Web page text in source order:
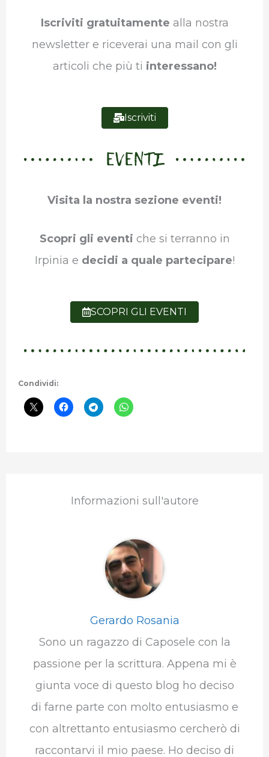
Iscriviti gratuitamente alla nostra
newsletter e riceverai una mail con gli
articoli che più ti interessano!
Iscriviti
EVENTI
Visita la nostra sezione eventi!
Scopri gli eventi che si terranno in
Irpinia e decidi a quale partecipare!
SCOPRI GLI EVENTI
Condividi:
Informazioni sull'autore
Gerardo Rosania
Sono un ragazzo di Caposele con la
passione per la scrittura. Appena mi è
giunta voce di questo blog ho deciso
di farne parte con molto entusiasmo e
con altrettanto entusiasmo cercherò di
raccontarvi il mio paese. Ho deciso di